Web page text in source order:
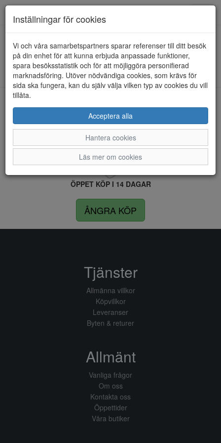
HEM RUGGED GEAR
Kunde inte hitta några artiklar...
LEVERANS INOM 4 DAGAR INOM SVERIGE
FRI FRAKT VID KÖP ÖVER 1.500 KR
ÖPPET KÖP I 14 DAGAR
ÅNGRA KÖP
Inställningar för cookies
Vi och våra samarbetspartners sparar referenser till ditt besök
på din enhet för att kunna erbjuda anpassade funktioner,
spara besöksstatistik och för att möjliggöra personifierad
marknadsföring. Utöver nödvändiga cookies, som krävs för
sida ska fungera, kan du själv välja vilken typ av cookies du vill
tillåta.
Acceptera alla
Hantera cookies
Läs mer om cookies
Tjänster
Allmänna villkor
Köpvillkor
Leveranser
Byten & returer
Allmänt
Vanliga frågor
Om oss
Kontakta oss
Öppettider
Våra butiker